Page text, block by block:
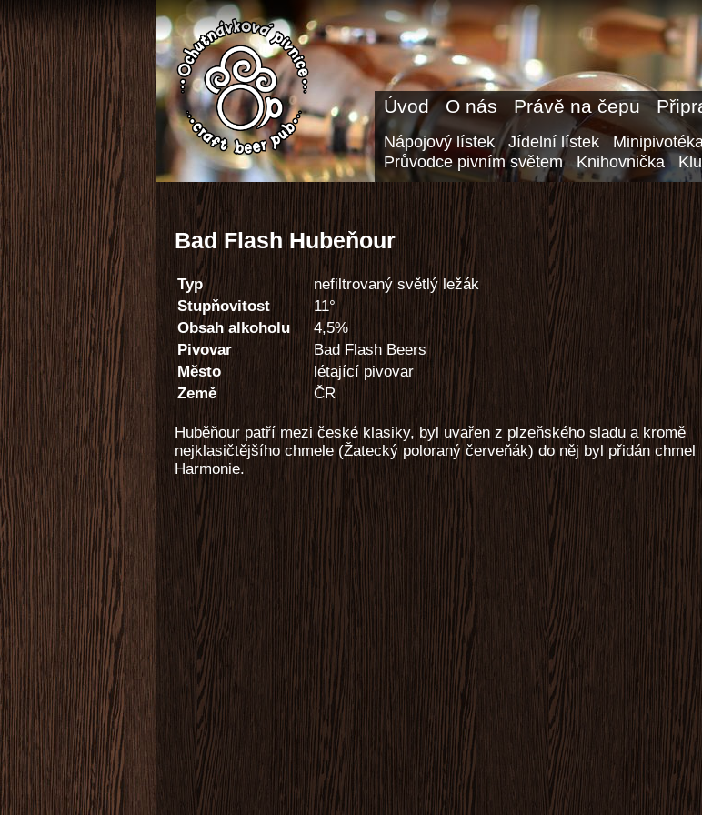
Úvod O nás Právě na čepu
Nápojový lístek Jídelní lístek
Průvodce pivním světem
Knihovnička
Bad Flash Hubeňour
Typ
nefiltrovaný světlý ležák
Stupňovitost
11°
Obsah alkoholu
4,5%
Pivovar
Bad Flash Beers
Město
létající pivovar
Země
ČR
Huběňour patří mezi české klasiky, byl uvařen z plzeňského sladu a kromě
nejklasičtějšího chmele (Žatecký poloraný červeňák) do něj byl přidán chmel
Harmonie.